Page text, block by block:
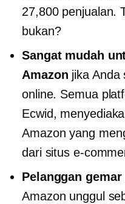
27,800 penjualan.
bukan?
Sangat mudah
Amazon jika Anda
online. Semua
Ecwid,
Amazon yang
dari situs e-
Pelanggan
Amazon unggul